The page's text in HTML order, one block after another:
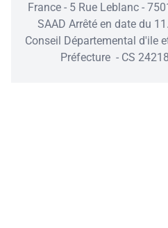
France - 5 Rue Leblanc -
SAAD Arrêté en date du
Conseil Départemental d'ile
Préfecture - CS